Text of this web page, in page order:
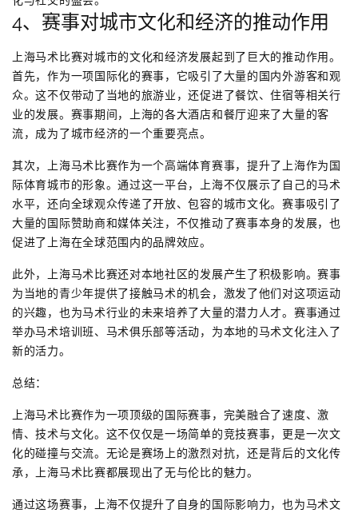
4、赛事对城市文化和经济的推动作用
上海马术比赛对城市的文化和经济发展起到了巨大的推动作用。
首先，作为一项国际化的赛事，它吸引了大量的国内外游客和观
众。这不仅带动了当地的旅游业，还促进了餐饮、住宿等相关行
业的发展。赛事期间，上海的各大酒店和餐厅迎来了大量的客
流，成为了城市经济的一个重要亮点。
其次，上海马术比赛作为一个高端体育赛事，提升了上海作为国
际体育城市的形象。通过这一平台，上海不仅展示了自己的马术
水平，还向全球观众传递了开放、包容的城市文化。赛事吸引了
大量的国际赞助商和媒体关注，不仅推动了赛事本身的发展，也
促进了上海在全球范围内的品牌效应。
此外，上海马术比赛还对本地社区的发展产生了积极影响。赛事
为当地的青少年提供了接触马术的机会，激发了他们对这项运动
的兴趣，也为马术行业的未来培养了大量的潜力人才。赛事通过
举办马术培训班、马术俱乐部等活动，为本地的马术文化注入了
新的活力。
总结：
上海马术比赛作为一项顶级的国际赛事，完美融合了速度、激
情、技术与文化。这不仅仅是一场简单的竞技赛事，更是一次文
化的碰撞与交流。无论是赛场上的激烈对抗，还是背后的文化传
承，上海马术比赛都展现出了无与伦比的魅力。
通过这场赛事，上海不仅提升了自身的国际影响力，也为马术文